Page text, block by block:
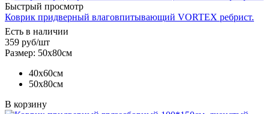
Быстрый просмотр
Коврик придверный влаговпитывающий VORTEX ребрист.
Есть в наличии
359 руб/шт
Размер: 50х80см
40х60см
50х80см
В корзину